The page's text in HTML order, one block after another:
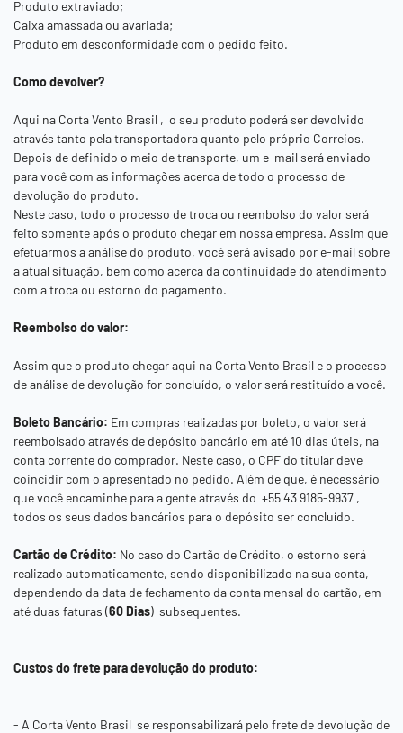
Produto extraviado;
Caixa amassada ou avariada;
Produto em desconformidade com o pedido feito.
Como devolver?
Aqui na Corta Vento Brasil , o seu produto poderá ser devolvido
através tanto pela transportadora quanto pelo próprio Correios.
Depois de definido o meio de transporte, um e-mail será enviado
para você com as informações acerca de todo o processo de
devolução do produto.
Neste caso, todo o processo de troca ou reembolso do valor será
feito somente após o produto chegar em nossa empresa. Assim que
efetuarmos a análise do produto, você será avisado por e-mail sobre
a atual situação, bem como acerca da continuidade do atendimento
com a troca ou estorno do pagamento.
Reembolso do valor:
Assim que o produto chegar aqui na Corta Vento Brasil e o processo
de análise de devolução for concluído, o valor será restituído a você.
Boleto Bancário: Em compras realizadas por boleto, o valor será
reembolsado através de depósito bancário em até 10 dias úteis, na
conta corrente do comprador. Neste caso, o CPF do titular deve
coincidir com o apresentado no pedido. Além de que, é necessário
que você encaminhe para a gente através do +55 43 9185-9937 ,
todos os seus dados bancários para o depósito ser concluído.
Cartão de Crédito: No caso do Cartão de Crédito, o estorno será
realizado automaticamente, sendo disponibilizado na sua conta,
dependendo da data de fechamento da conta mensal do cartão, em
até duas faturas (60 Dias) subsequentes.
Custos do frete para devolução do produto:
- A Corta Vento Brasil se responsabilizará pelo frete de devolução de